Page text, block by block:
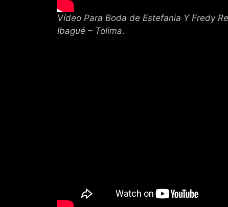
Vídeo Para Boda de Estefania Y Fredy
Ibagué – Tolima.